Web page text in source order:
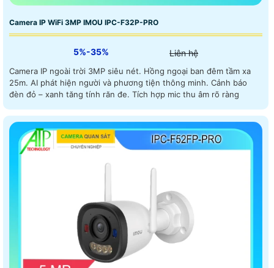
Camera IP WiFi 3MP IMOU IPC-F32P-PRO
5%-35% Liên hệ
Camera IP ngoài trời 3MP siêu nét. Hồng ngoại ban đêm tầm xa
25m. AI phát hiện người và phương tiện thông minh. Cảnh báo
đèn đỏ – xanh tăng tính răn đe. Tích hợp mic thu âm rõ ràng